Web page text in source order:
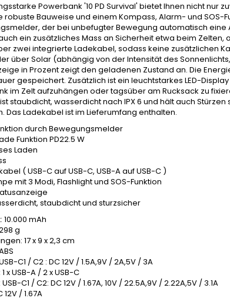
Powerbank '10 PD Survival' bietet Ihnen nicht nur
robuste Bauweise und einem Kompass, Alarm- und SOS-
der bei unbefugter Bewegung automatisch eine
ein zusätzliches Mass an Sicherheit etwa beim
zwei integrierte Ladekabel, sodass keine zusätzlichen
über Solar (abhängig von der Intensität des
in Prozent zeigt den geladenen Zustand an. Die
gespeichert. Zusätzlich ist ein leuchtstarkes LED-
im Zelt aufzuhängen oder tagsüber am Rucksack zu
staubdicht, wasserdicht nach IPX 6 und hält auch
Das Ladekabel ist im Lieferumfang enthalten.
durch Bewegungsmelder
Funktion PD22.5 W
Laden
( USB-C auf USB-C, USB-A auf USB-C )
mit 3 Modi, Flashlight und SOS-Funktion
staubdicht und sturzsicher
mAh
g
17 x 9 x 2,3 cm
C1 / C2 : DC 12V / 1.5A,9V / 2A,5V / 3A
x USB-A / 2 x USB-C
C1 / C2: DC 12V / 1.67A, 10V / 22.5A,9V / 2.22A,5V / 3.1A
12V / 1.67A